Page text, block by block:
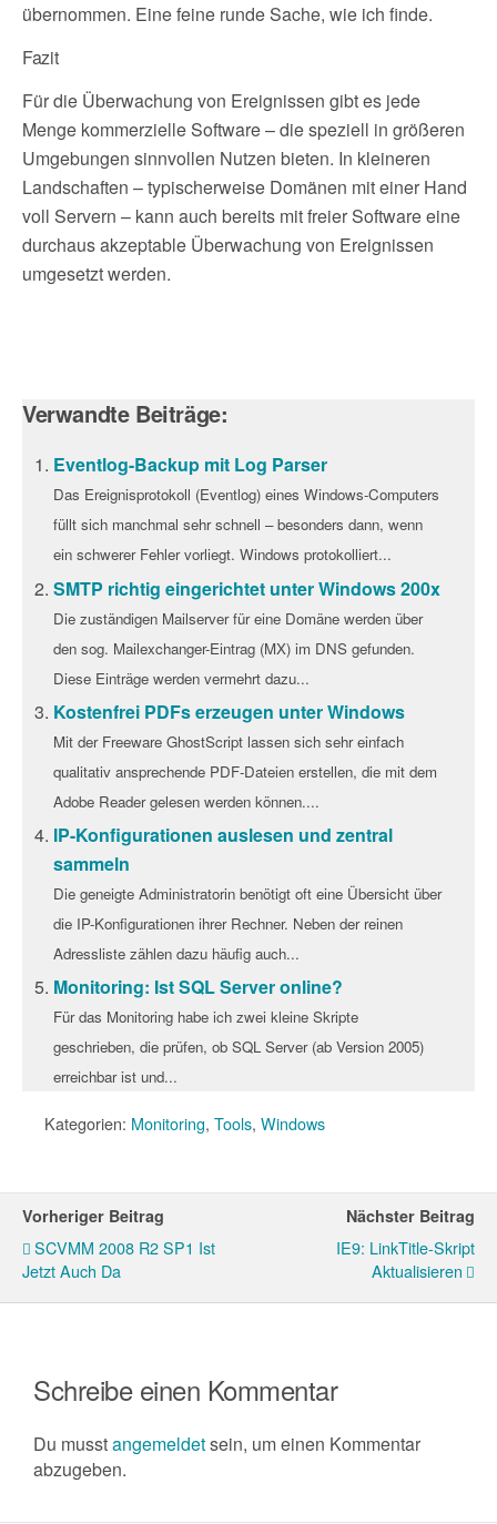
übernommen. Eine feine runde Sache, wie ich finde.
Fazit
Für die Überwachung von Ereignissen gibt es jede
Menge kommerzielle Software – die speziell in größeren
Umgebungen sinnvollen Nutzen bieten. In kleineren
Landschaften – typischerweise Domänen mit einer Hand
voll Servern – kann auch bereits mit freier Software eine
durchaus akzeptable Überwachung von Ereignissen
umgesetzt werden.
Verwandte Beiträge:
Eventlog-Backup mit Log Parser
Das Ereignisprotokoll (Eventlog) eines Windows-Computers
füllt sich manchmal sehr schnell – besonders dann, wenn
ein schwerer Fehler vorliegt. Windows protokolliert...
SMTP richtig eingerichtet unter Windows 200x
Die zuständigen Mailserver für eine Domäne werden über
den sog. Mailexchanger-Eintrag (MX) im DNS gefunden.
Diese Einträge werden vermehrt dazu...
Kostenfrei PDFs erzeugen unter Windows
Mit der Freeware GhostScript lassen sich sehr einfach
qualitativ ansprechende PDF-Dateien erstellen, die mit dem
Adobe Reader gelesen werden können....
IP-Konfigurationen auslesen und zentral
sammeln
Die geneigte Administratorin benötigt oft eine Übersicht über
die IP-Konfigurationen ihrer Rechner. Neben der reinen
Adressliste zählen dazu häufig auch...
Monitoring: Ist SQL Server online?
Für das Monitoring habe ich zwei kleine Skripte
geschrieben, die prüfen, ob SQL Server (ab Version 2005)
erreichbar ist und...
Kategorien: Monitoring, Tools, Windows
Vorheriger Beitrag
SCVMM 2008 R2 SP1 Ist
Jetzt Auch Da
Nächster Beitrag
IE9: LinkTitle-Skript
Aktualisieren
Schreibe einen Kommentar
Du musstangemeldetsein, um einen Kommentar
abzugeben.